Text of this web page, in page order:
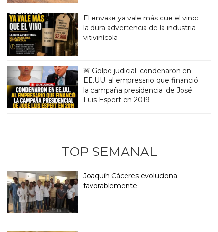
El envase ya vale más que el vino:
la dura advertencia de la industria
vitivinícola
🚨 Golpe judicial: condenaron en
EE.UU. al empresario que financió
la campaña presidencial de José
Luis Espert en 2019
TOP SEMANAL
Joaquín Cáceres evoluciona
favorablemente